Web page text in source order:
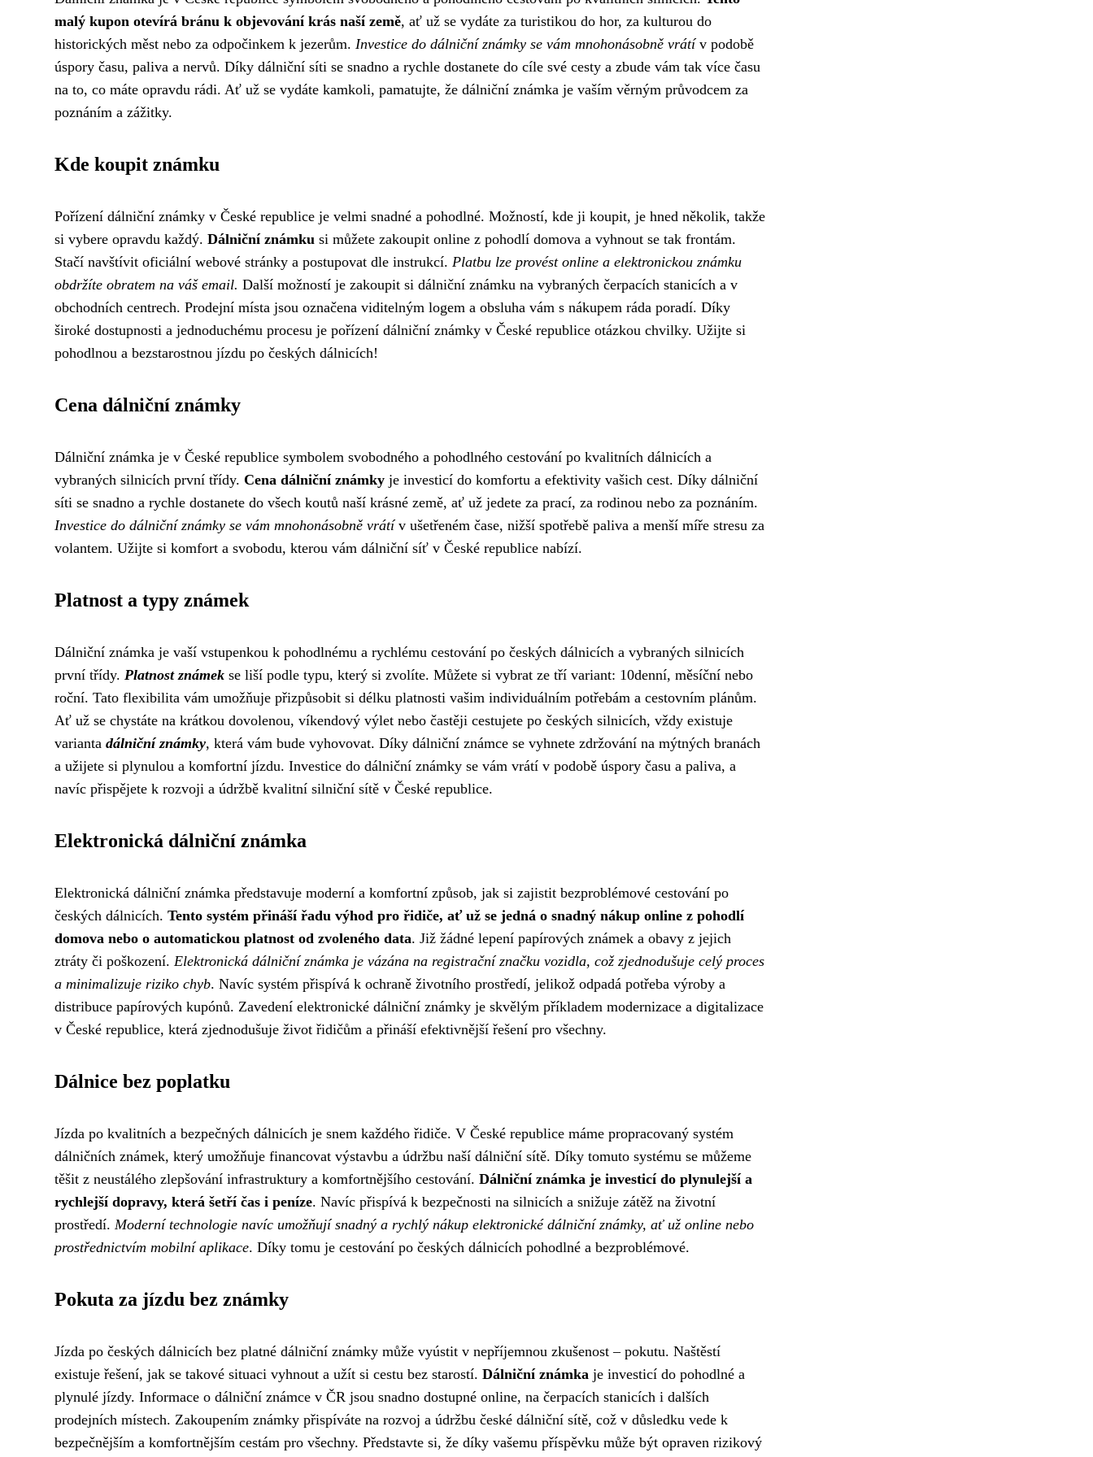
malý kupon otevírá bránu k objevování krás naší země, ať už se vydáte za turistikou do hor, za kulturou do
historických měst nebo za odpočinkem k jezerům. Investice do dálniční známky se vám mnohonásobně vrátív podobě
úspory času, paliva a nervů. Díky dálniční síti se snadno a rychle dostanete do cíle své cesty a zbude vám tak více času
na to, co máte opravdu rádi. Ať už se vydáte kamkoli, pamatujte, že dálniční známka je vaším věrným průvodcem za
poznáním a zážitky.
Kde koupit známku
Pořízení dálniční známky v České republice je velmi snadné a pohodlné. Možností, kde ji koupit, je hned několik, takže
si vybere opravdu každý. Dálniční známku si můžete zakoupit online z pohodlí domova a vyhnout se tak frontám.
Stačí navštívit oficiální webové stránky a postupovat dle instrukcí. Platbu lze provést online a elektronickou známku
obdržíte obratem na váš email. Další možností je zakoupit si dálniční známku na vybraných čerpacích stanicích a v
obchodních centrech. Prodejní místa jsou označena viditelným logem a obsluha vám s nákupem ráda poradí. Díky
široké dostupnosti a jednoduchému procesu je pořízení dálniční známky v České republice otázkou chvilky. Užijte si
pohodlnou a bezstarostnou jízdu po českých dálnicích!
Cena dálniční známky
Dálniční známka je v České republice symbolem svobodného a pohodlného cestování po kvalitních dálnicích a
vybraných silnicích první třídy. Cena dálniční známky je investicí do komfortu a efektivity vašich cest. Díky dálniční
síti se snadno a rychle dostanete do všech koutů naší krásné země, ať už jedete za prací, za rodinou nebo za poznáním.
Investice do dálniční známky se vám mnohonásobně vrátív ušetřeném čase, nižší spotřebě paliva a menší míře stresu za
volantem. Užijte si komfort a svobodu, kterou vám dálniční síť v České republice nabízí.
Platnost a typy známek
Dálniční známka je vaší vstupenkou k pohodlnému a rychlému cestování po českých dálnicích a vybraných silnicích
první třídy. Platnost známek se liší podle typu, který si zvolíte. Můžete si vybrat ze tří variant: 10denní, měsíční nebo
roční. Tato flexibilita vám umožňuje přizpůsobit si délku platnosti vašim individuálním potřebám a cestovním plánům.
Ať už se chystáte na krátkou dovolenou, víkendový výlet nebo častěji cestujete po českých silnicích, vždy existuje
varianta dálniční známky, která vám bude vyhovovat. Díky dálniční známce se vyhnete zdržování na mýtných branách
a užijete si plynulou a komfortní jízdu. Investice do dálniční známky se vám vrátí v podobě úspory času a paliva, a
navíc přispějete k rozvoji a údržbě kvalitní silniční sítě v České republice.
Elektronická dálniční známka
Elektronická dálniční známka představuje moderní a komfortní způsob, jak si zajistit bezproblémové cestování po
českých dálnicích. Tento systém přináší řadu výhod pro řidiče, ať už se jedná o snadný nákup online z pohodlí
domova nebo o automatickou platnost od zvoleného data. Již žádné lepení papírových známek a obavy z jejich
ztráty či poškození. Elektronická dálniční známka je vázána na registrační značku vozidla, což zjednodušuje celý proces
a minimalizuje riziko chyb. Navíc systém přispívá k ochraně životního prostředí, jelikož odpadá potřeba výroby a
distribuce papírových kupónů. Zavedení elektronické dálniční známky je skvělým příkladem modernizace a digitalizace
v České republice, která zjednodušuje život řidičům a přináší efektivnější řešení pro všechny.
Dálnice bez poplatku
Jízda po kvalitních a bezpečných dálnicích je snem každého řidiče. V České republice máme propracovaný systém
dálničních známek, který umožňuje financovat výstavbu a údržbu naší dálniční sítě. Díky tomuto systému se můžeme
těšit z neustálého zlepšování infrastruktury a komfortnějšího cestování. Dálniční známka je investicí do plynulejší a
rychlejší dopravy, která šetří čas i peníze. Navíc přispívá k bezpečnosti na silnicích a snižuje zátěž na životní
prostředí. Moderní technologie navíc umožňují snadný a rychlý nákup elektronické dálniční známky, ať už online nebo
prostřednictvím mobilní aplikace. Díky tomu je cestování po českých dálnicích pohodlné a bezproblémové.
Pokuta za jízdu bez známky
Jízda po českých dálnicích bez platné dálniční známky může vyústit v nepříjemnou zkušenost – pokutu. Naštěstí
existuje řešení, jak se takové situaci vyhnout a užít si cestu bez starostí. Dálniční známka je investicí do pohodlné a
plynulé jízdy. Informace o dálniční známce v ČR jsou snadno dostupné online, na čerpacích stanicích i dalších
prodejních místech. Zakoupením známky přispíváte na rozvoj a údržbu české dálniční sítě, což v důsledku vede k
bezpečnějším a komfortnějším cestám pro všechny. Představte si, že díky vašemu příspěvku může být opraven rizikový